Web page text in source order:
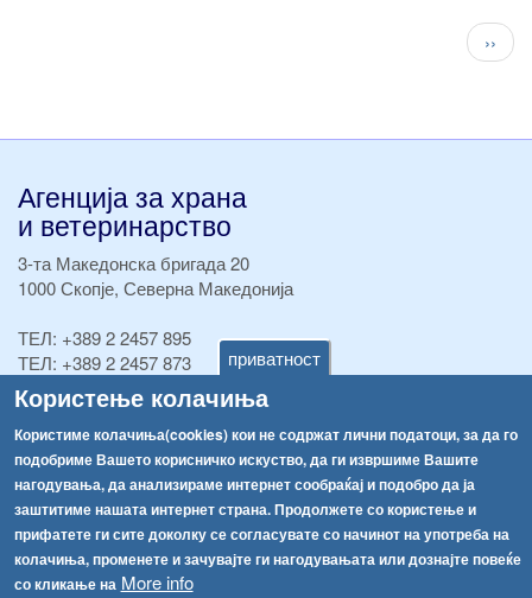
приватност
Користење колачиња
Користиме колачиња(cookies) кои не содржат лични податоци, за да го
подобриме Вашето корисничко искуство, да ги извршиме Вашите
нагодувања, да анализираме интернет сообраќај и подобро да ја
заштитиме нашата интернет страна. Продолжете со користење и
прифатете ги сите доколку се согласувате со начинот на употреба на
колачиња, променете и зачувајте ги нагодувањата или дознајте повеќе
со кликање на More info
››
Агенција за храна
и ветеринарство
3-та Македонска бригада 20
1000 Скопје, Северна Македонија
ТЕЛ: +389 2 2457 895
ТЕЛ: +389 2 2457 873
Факс:
Факс:+389 2 2457 871
info@fva.gov.mk
[АХВ-претходна страна]
Соопштенија
Република Бугарија ги засили официјалните контроли при увоз на свежо овошје и зеленчук
Навигација
Архива